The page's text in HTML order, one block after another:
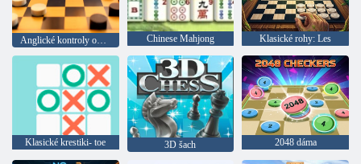
Chinese Mahjong Klasické rohy: Les
Klasické krestiki- toe 3D šach 2048 dáma